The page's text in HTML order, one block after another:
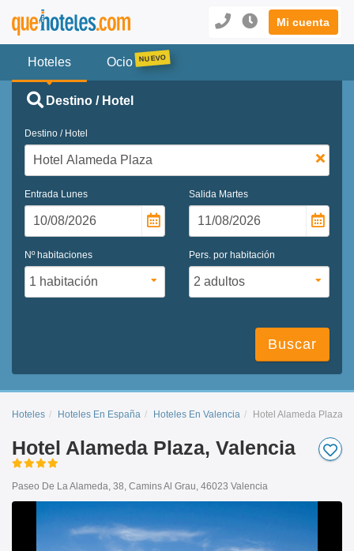
Mi cuenta
Hoteles Ocio
Destino / Hotel
Destino / Hotel
Entrada Lunes Salida Martes
Nº habitaciones Pers. por habitación
Buscar
Hoteles Hoteles En España Hoteles En Valencia Hotel Alameda Plaza
Hotel Alameda Plaza, Valencia
Paseo De La Alameda, 38, Camins Al Grau, 46023 Valencia